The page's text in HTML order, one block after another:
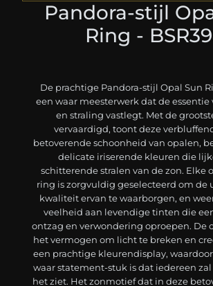
Pandora-stijl
Ring -
De prachtige Pandora-stijl Opal Sun
een waar meesterwerk dat de
en straling vastlegt. Met de
vervaardigd, toont deze
betoverende schoonheid van opalen,
delicate iriserende kleuren die
schitterende stralen van de zon. Elke
ring is zorgvuldig geselecteerd om de
kwaliteit ervan te waarborgen, en
veelheid aan levendige tinten die
ontzag en verwondering oproepen. De
het vermogen om licht te breken en
een prachtige kleurendisplay,
waar statement-stuk is dat iedereen
het ziet. Het zonmotief dat in deze